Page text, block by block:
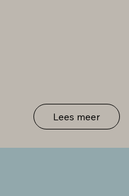
Lees meer